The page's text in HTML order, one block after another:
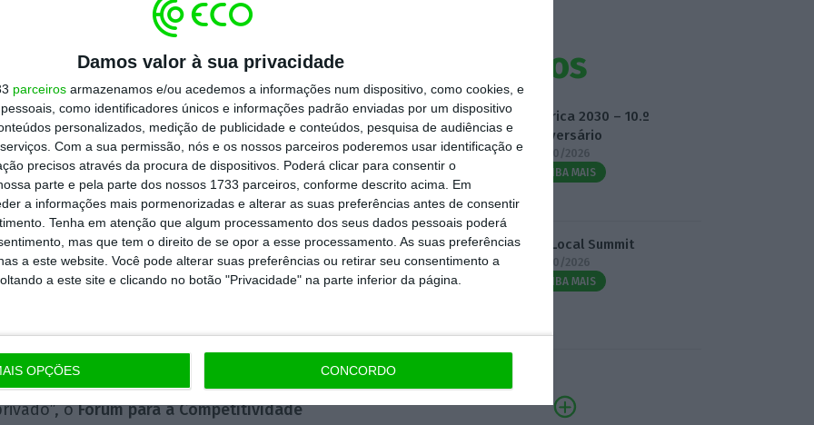
Damos valor à sua privacidade
parceiros armazenamos e/ou acedemos a informações num dispositivo, como cookies, e
como identificadores únicos e informações padrão enviadas por um dispositivo
personalizados, medição de publicidade e conteúdos, pesquisa de audiências e
Com a sua permissão, nós e os nossos parceiros poderemos usar identificação e
precisos através da procura de dispositivos. Poderá clicar para consentir o
parte e pela parte dos nossos 1733 parceiros, conforme descrito acima. Em
a informações mais pormenorizadas e alterar as suas preferências antes de consentir
Tenha em atenção que algum processamento dos seus dados pessoais poderá
mas que tem o direito de se opor a esse processamento. As suas preferências
a este website. Você pode alterar suas preferências ou retirar seu consentimento a
a este site e clicando no botão "Privacidade" na parte inferior da página.
OPÇÕES CONCORDO
que as vendas trimestrais de
ligeiros de passageiros e de mercadorias
respetivamente, 14,7% e 7% em termos
industrial também regista um bom
e 0,6% em cadeia é partilhada pela
atribui igualmente a explicação ao
no terceiro trimestre, beneficiando de
privado e da formação bruta de capital
gastos públicos
que “a execução dos fundos
se num reforço do ritmo de crescimento
oFórum para a Competitividade
Eventos
Fábrica 2030 – 10.º
Aniversário
14/10/2026
SAIBA MAIS
3.º Local Summit
07/10/2026
SAIBA MAIS